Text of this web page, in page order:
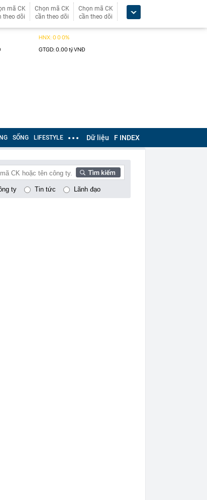
mã CK
theo dõi
Chọn mã CK
cần theo dõi
Chọn mã CK
cần theo dõi
SỐNG LIFESTYLE Dữ liệu F INDEX
ty Tin tức Lãnh đạo